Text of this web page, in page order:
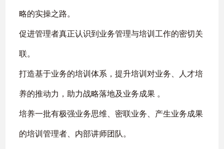
略的实操之路。
促进管理者真正认识到业务管理与培训工作的密切关
联。
打造基于业务的培训体系，提升培训对业务、人才培
养的推动力，助力战略落地及业务成果 。
培养一批有极强业务思维、密联业务、产生业务成果
的培训管理者、内部讲师团队。